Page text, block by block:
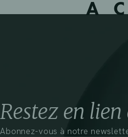
Restez en
Abonnez-vous à notre